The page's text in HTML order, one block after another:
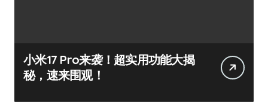
小米17 Pro来袭！超实用功能大揭
秘，速来围观！